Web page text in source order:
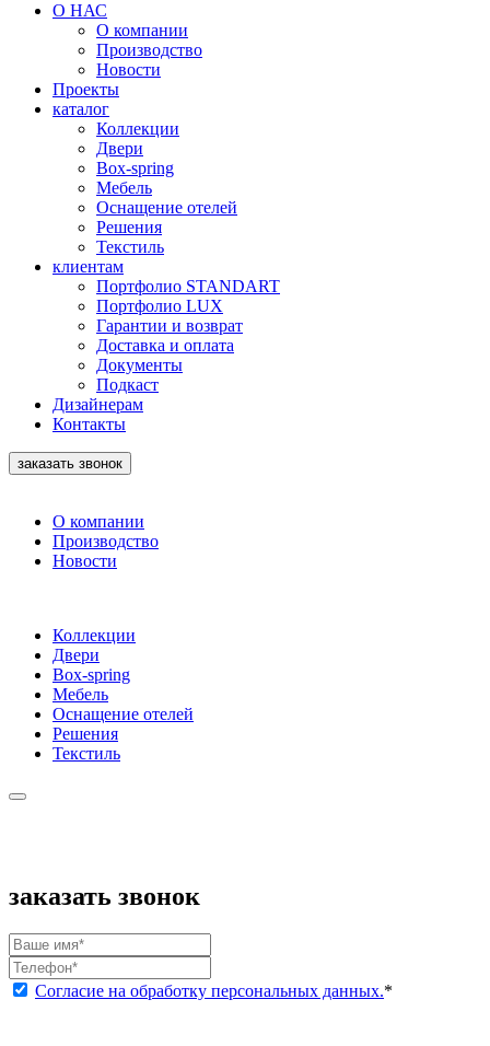
О НАС
О компании
Производство
Новости
Проекты
каталог
Коллекции
Двери
Box-spring
Мебель
Оснащение отелей
Решения
Текстиль
клиентам
Портфолио STANDART
Портфолио LUX
Гарантии и возврат
Доставка и оплата
Документы
Подкаст
Дизайнерам
Контакты
заказать звонок
О компании
Производство
Новости
Коллекции
Двери
Box-spring
Мебель
Оснащение отелей
Решения
Текстиль
заказать звонок
Согласие на обработку персональных данных.*